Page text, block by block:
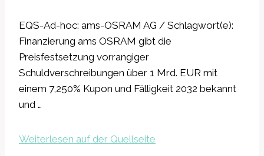
EQS-Ad-hoc: ams-OSRAM AG / Schlagwort(e):
Finanzierung ams OSRAM gibt die
Preisfestsetzung vorrangiger
Schuldverschreibungen über 1 Mrd. EUR mit
einem 7,250% Kupon und Fälligkeit 2032 bekannt
und …
Weiterlesen auf der Quellseite